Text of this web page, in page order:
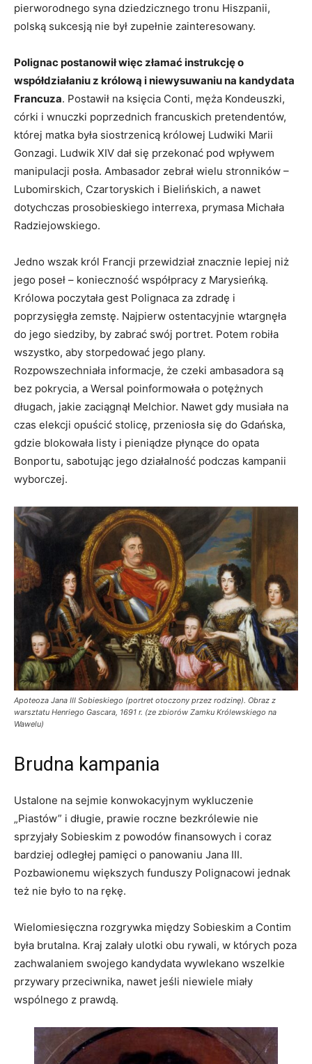
pierworodnego syna dziedzicznego tronu Hiszpanii,
polską sukcesją nie był zupełnie zainteresowany.
Polignac postanowił więc złamać instrukcję o
współdziałaniu z królową i niewysuwaniu na kandydata
Francuza. Postawił na księcia Conti, męża Kondeuszki,
córki i wnuczki poprzednich francuskich pretendentów,
której matka była siostrzenicą królowej Ludwiki Marii
Gonzagi. Ludwik XIV dał się przekonać pod wpływem
manipulacji posła. Ambasador zebrał wielu stronników –
Lubomirskich, Czartoryskich i Bielińskich, a nawet
dotychczas prosobieskiego interrexa, prymasa Michała
Radziejowskiego.
Jedno wszak król Francji przewidział znacznie lepiej niż
jego poseł – konieczność współpracy z Marysieńką.
Królowa poczytała gest Polignaca za zdradę i
poprzysięgła zemstę. Najpierw ostentacyjnie wtargnęła
do jego siedziby, by zabrać swój portret. Potem robiła
wszystko, aby storpedować jego plany.
Rozpowszechniała informacje, że czeki ambasadora są
bez pokrycia, a Wersal poinformowała o potężnych
długach, jakie zaciągnął Melchior. Nawet gdy musiała na
czas elekcji opuścić stolicę, przeniosła się do Gdańska,
gdzie blokowała listy i pieniądze płynące do opata
Bonportu, sabotując jego działalność podczas kampanii
wyborczej.
Apoteoza Jana III Sobieskiego (portret otoczony przez rodzinę). Obraz z
warsztatu Henriego Gascara, 1691 r. (ze zbiorów Zamku Królewskiego na
Wawelu)
Brudna kampania
Ustalone na sejmie konwokacyjnym wykluczenie
„Piastów” i długie, prawie roczne bezkrólewie nie
sprzyjały Sobieskim z powodów finansowych i coraz
bardziej odległej pamięci o panowaniu Jana III.
Pozbawionemu większych funduszy Polignacowi jednak
też nie było to na rękę.
Wielomiesięczna rozgrywka między Sobieskim a Contim
była brutalna. Kraj zalały ulotki obu rywali, w których poza
zachwalaniem swojego kandydata wywlekano wszelkie
przywary przeciwnika, nawet jeśli niewiele miały
wspólnego z prawdą.